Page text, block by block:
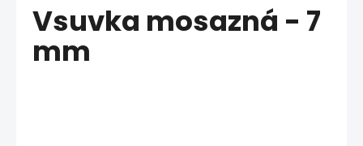
Vsuvka mosazná - 7
mm